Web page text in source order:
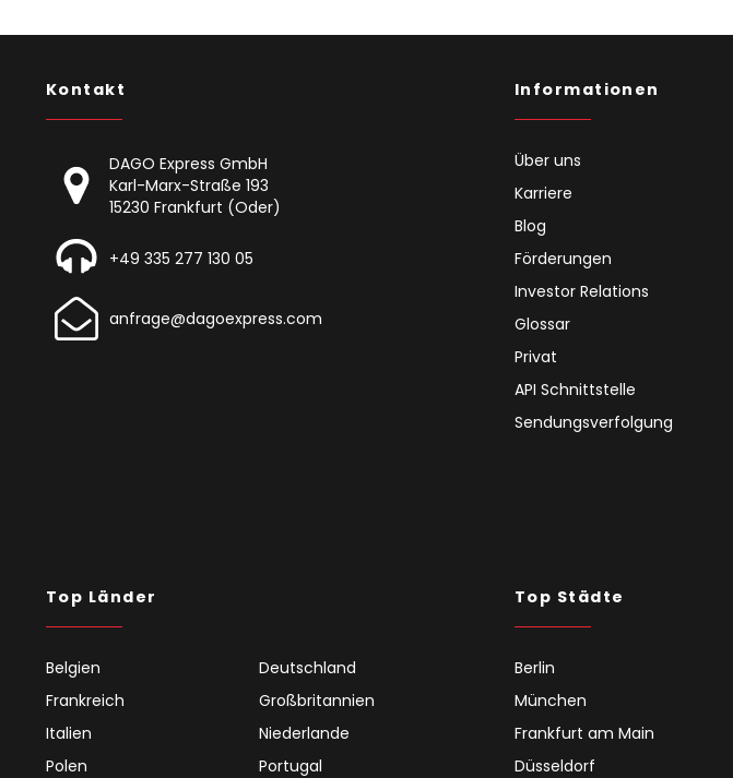
Kontakt
DAGO Express GmbH
Karl-Marx-Straße 193
15230 Frankfurt (Oder)
+49 335 277 130 05
anfrage@dagoexpress.com
Informationen
Über uns
Karriere
Blog
Förderungen
Investor Relations
Glossar
Privat
API Schnittstelle
Sendungsverfolgung
Top Länder
Belgien
Deutschland
Frankreich
Großbritannien
Italien
Niederlande
Polen
Portugal
Top Städte
Berlin
München
Frankfurt am Main
Düsseldorf